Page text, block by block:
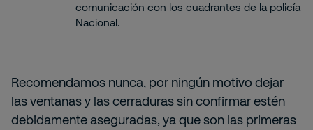
comunicación con los cuadrantes de la policía
Nacional.
Recomendamos nunca, por ningún motivo dejar
las ventanas y las cerraduras sin confirmar estén
debidamente aseguradas, ya que son las primeras